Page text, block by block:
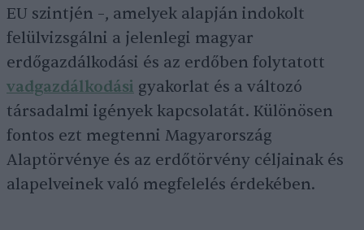
EU szintjén –, amelyek alapján indokolt
felülvizsgálni a jelenlegi magyar
erdőgazdálkodási és az erdőben folytatott
vadgazdálkodási gyakorlat és a változó
társadalmi igények kapcsolatát. Különösen
fontos ezt megtenni Magyarország
Alaptörvénye és az erdőtörvény céljainak és
alapelveinek való megfelelés érdekében.